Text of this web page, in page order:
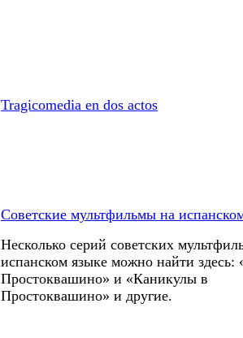
Tragicomedia en dos actos
Советские мультфильмы на
Несколько серий советских
испанском языке можно найти здесь:
Простоквашино» и «Каникулы в
Простоквашино» и другие.